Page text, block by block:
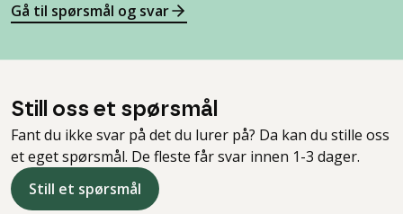
Gå til spørsmål og svar
Still oss et spørsmål
Fant du ikke svar på det du lurer på? Da kan du stille oss
et eget spørsmål. De fleste får svar innen 1-3 dager.
Still et spørsmål